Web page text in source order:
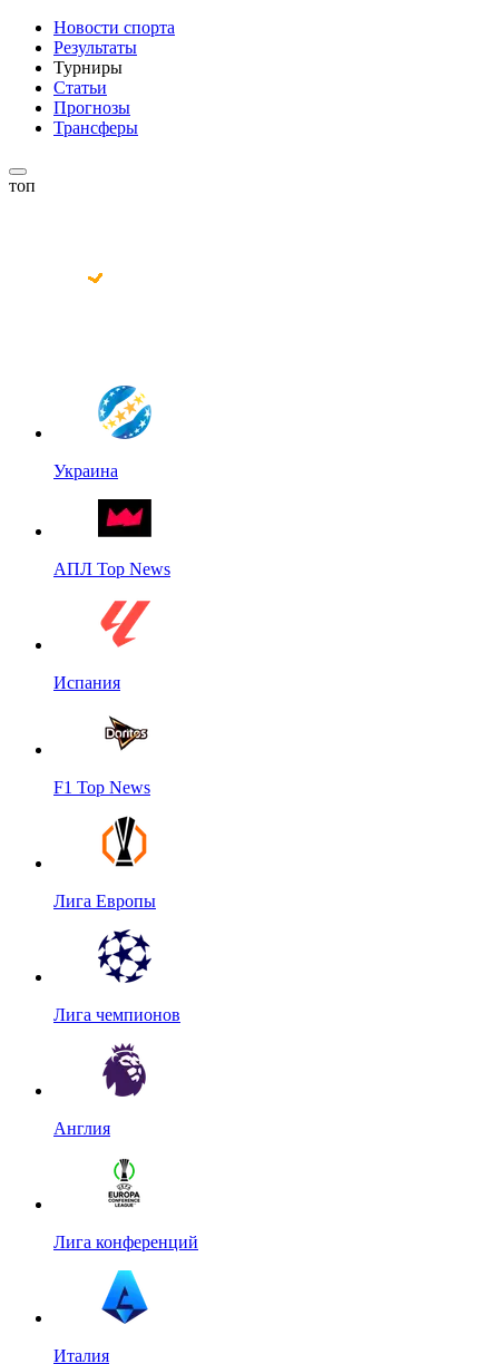
Новости спорта
Результаты
Турниры
Статьи
Прогнозы
Трансферы
топ
Украина
АПЛ Top News
Испания
F1 Top News
Лига Европы
Лига чемпионов
Англия
Лига конференций
Италия